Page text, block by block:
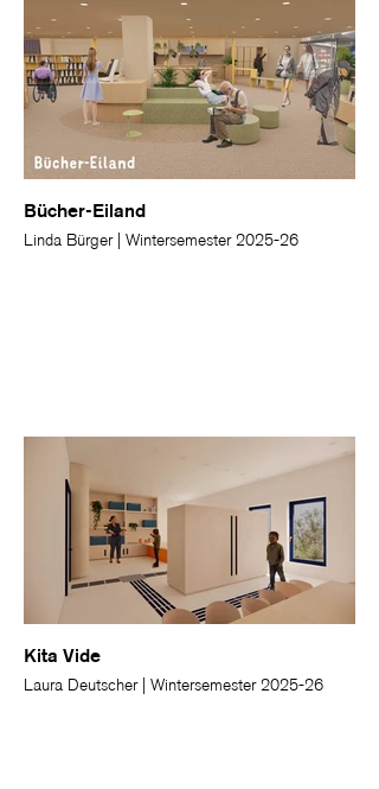
Bücher-Eiland
Linda Bürger | Wintersemester 2025-26
Kita Vide
Laura Deutscher | Wintersemester 2025-26